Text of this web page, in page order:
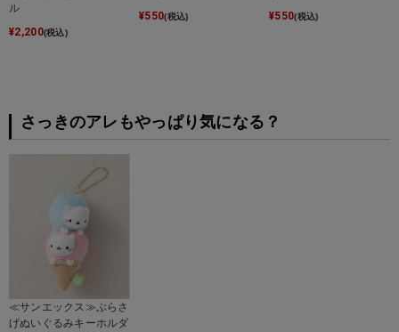
ル
¥2,200(税込)
¥550(税込)
¥550(税込)
さっきのアレもやっぱり気になる？
≪サンエックス≫ぶらさ
げぬいぐるみキーホルダ